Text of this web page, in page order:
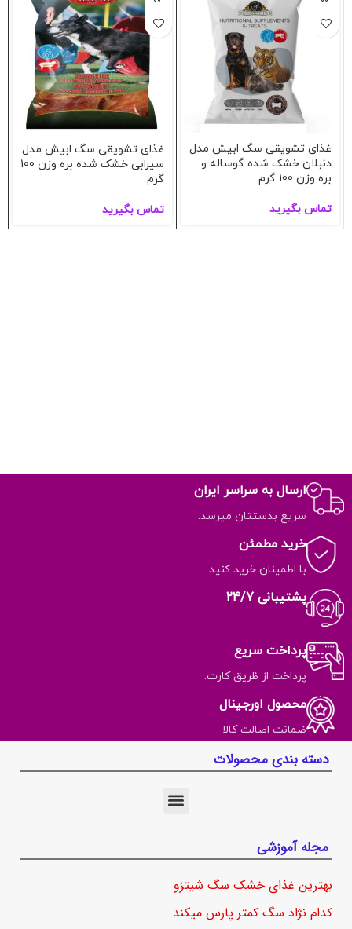
غذای تشویقی سگ ابیش مدل
دنبلان خشک شده گوساله و
بره وزن 100 گرم
تماس بگیرید
غذای تشویقی سگ ابیش مدل
سیرابی خشک شده بره وزن 100
گرم
تماس بگیرید
ارسال به سراسر ایران
سریع بدستتان میرسد.
خرید مطمئن
با اطمینان خرید کنید.
پشتیبانی 24/7
پرداخت سریع
پرداخت از ظریق کارت.
محصول اورجینال
ضمانت اصالت کالا
دسته بندی محصولات
مجله آموزشی
بهترین غذای خشک سگ شیتزو
کدام نژاد سگ کمتر پارس میکند